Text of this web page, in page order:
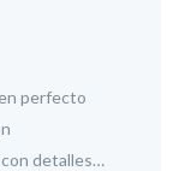
perfecto
con detalles…